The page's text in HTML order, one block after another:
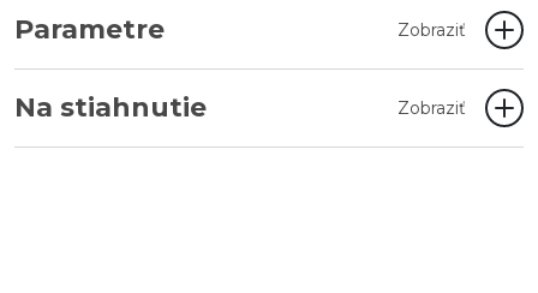
Parametre Zobraziť
Na stiahnutie Zobraziť